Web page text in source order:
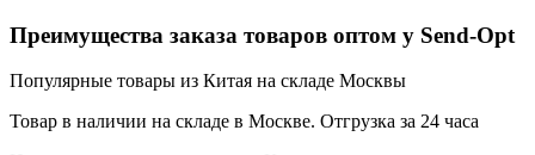
Преимущества заказа товаров оптом у Send-Opt
Популярные товары из Китая на складе Москвы
Товар в наличии на складе в Москве. Отгрузка за 24 часа